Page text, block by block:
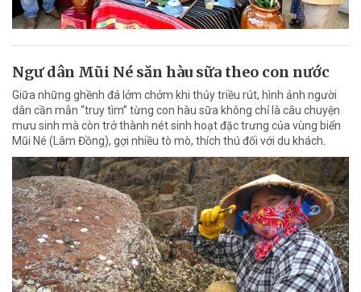
Ngư dân Mũi Né săn hàu sữa theo con nước
Giữa những ghềnh đá lởm chởm khi thủy triều rút, hình ảnh người
dân cần mẫn “truy tìm” từng con hàu sữa không chỉ là câu chuyện
mưu sinh mà còn trở thành nét sinh hoạt đặc trưng của vùng biển
Mũi Né (Lâm Đồng), gợi nhiều tò mò, thích thú đối với du khách.